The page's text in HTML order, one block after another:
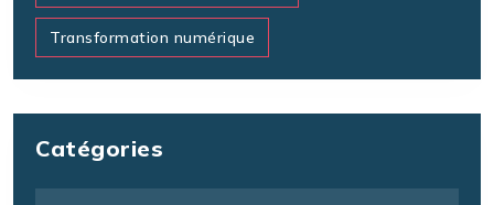
Transformation numérique
Catégories